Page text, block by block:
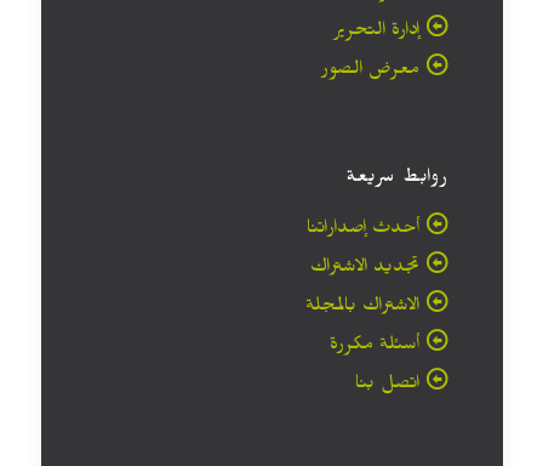
إدارة التحرير
معرض الصور
روابط سريعة
أحدث إصداراتنا
تجديد الاشتراك
الاشتراك بالمجلة
أسئلة مكررة
اتصل بنا